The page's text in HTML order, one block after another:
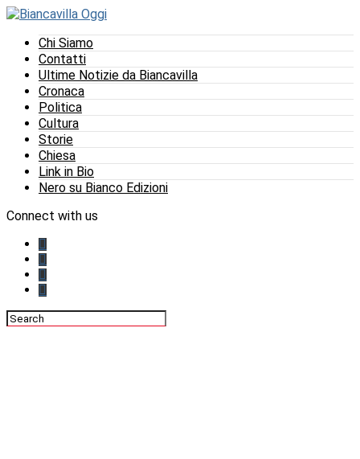
Chi Siamo
Contatti
Ultime Notizie da Biancavilla
Cronaca
Politica
Cultura
Storie
Chiesa
Link in Bio
Nero su Bianco Edizioni
Connect with us